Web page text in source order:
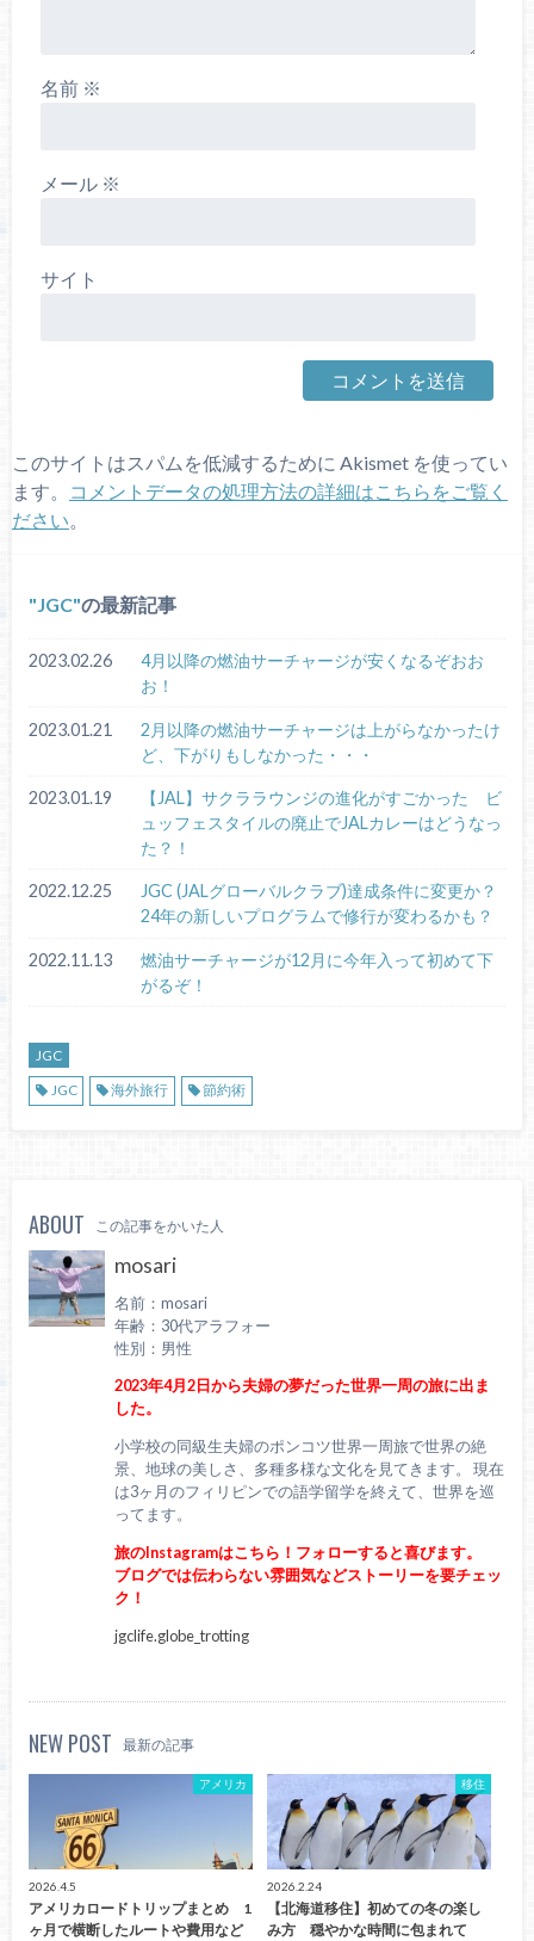
名前 ※
メール ※
サイト
このサイトはスパムを低減するために Akismet を使ってい
ます。
コメントデータの処理方法の詳細はこちらをご覧く
ださい
JGC の最新記事
2023.02.26
4月以降の燃油サーチャージが安くなるぞおお
お！
2023.01.21
2月以降の燃油サーチャージは上がらなかったけ
ど、下がりもしなかった・・・
2023.01.19
【JAL】サクララウンジの進化がすごかった ビ
ュッフェスタイルの廃止でJALカレーはどうなっ
た？！
2022.12.25
JGC (JALグローバルクラブ)達成条件に変更か？
24年の新しいプログラムで修行が変わるかも？
2022.11.13
燃油サーチャージが12月に今年入って初めて下
がるぞ！
JGC
JGC
海外旅行 節約術
ABOUT この記事をかいた人
mosari
名前：mosari
年齢：30代アラフォー
性別：男性
2023年4月2日から夫婦の夢だった世界一周の旅に出ま
した。
小学校の同級生夫婦のポンコツ世界一周旅で世界の絶
景、地球の美しさ、多種多様な文化を見てきます。 現在
は3ヶ月のフィリピンでの語学留学を終えて、世界を巡
ってます。
旅のInstagramはこちら！フォローすると喜びます。
ブログでは伝わらない雰囲気などストーリーを要チェッ
ク！
jgclife.globe_trotting
NEW POST 最新の記事
アメリカ
2026.4.5
アメリカロードトリップまとめ 1
ヶ月で横断したルートや費用など
移住
2026.2.24
【北海道移住】初めての冬の楽し
み方 穏やかな時間に包まれて